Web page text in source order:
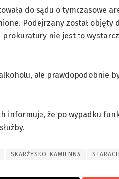
do sądu o tymczasowe
Podejrzany został objęty
prokuratury nie jest to
ale prawdopodobnie
informuje, że po wypadku
SKARŻYSKO-KAMIENNA